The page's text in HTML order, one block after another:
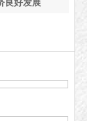
良好发展